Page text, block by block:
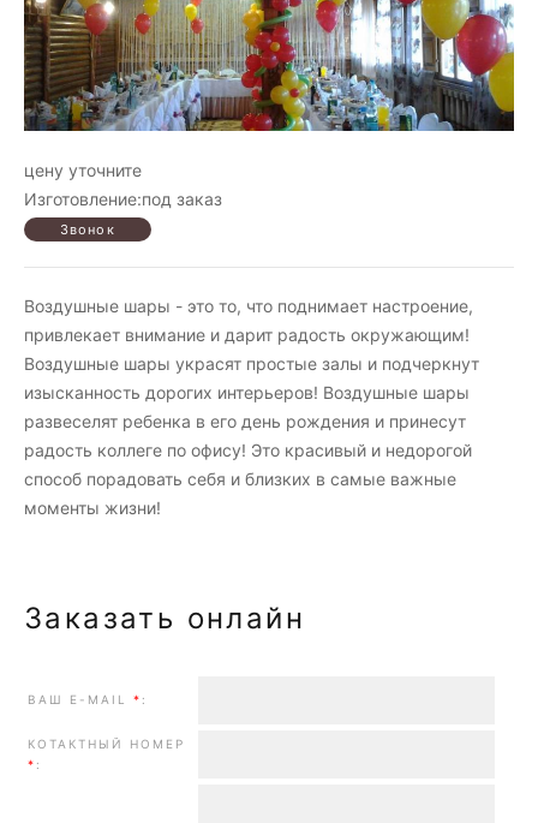
цену уточните
Изготовление:под заказ
Воздушные шары - это то, что поднимает настроение,
привлекает внимание и дарит радость окружающим!
Воздушные шары украсят простые залы и подчеркнут
изысканность дорогих интерьеров! Воздушные шары
развеселят ребенка в его день рождения и принесут
радость коллеге по офису! Это красивый и недорогой
способ порадовать себя и близких в самые важные
моменты жизни!
Заказать онлайн
ВАШ E-MAIL * :
КОТАКТНЫЙ НОМЕР
* :